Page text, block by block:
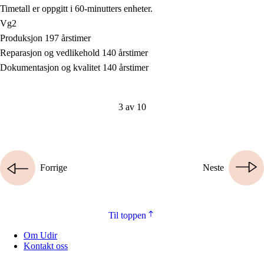
Timetall er oppgitt i 60-minutters enheter.
Vg2
Produksjon 197 årstimer
Reparasjon og vedlikehold 140 årstimer
Dokumentasjon og kvalitet 140 årstimer
3 av 10
Neste
Forrige
Til toppen
Om Udir
Kontakt oss